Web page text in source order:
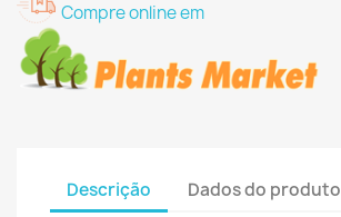
Compre online em
Descrição Dados do produto